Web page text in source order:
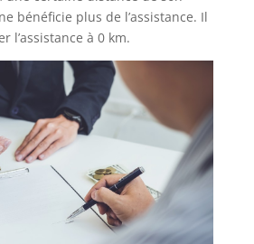
bénéficie plus de l’assistance. Il
l’assistance à 0 km.